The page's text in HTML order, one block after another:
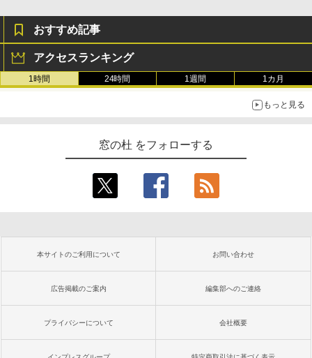
おすすめ記事
アクセスランキング
1時間 24時間 1週間 1カ月
もっと見る
窓の杜 をフォローする
本サイトのご利用について お問い合わせ
広告掲載のご案内 編集部へのご連絡
プライバシーについて 会社概要